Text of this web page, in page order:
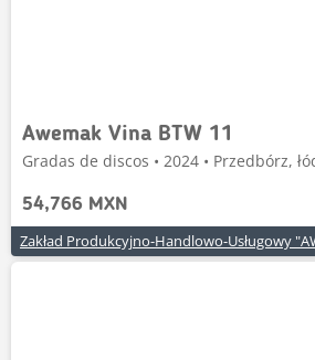
Awemak Vina BTW 11
Gradas de discos • 2024 • Przedbórz,
54,766 MXN